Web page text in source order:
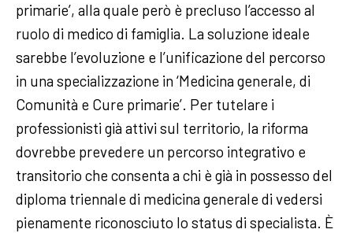
primarie’, alla quale però è precluso l’accesso al
ruolo di medico di famiglia. La soluzione ideale
sarebbe l’evoluzione e l’unificazione del percorso
in una specializzazione in ‘Medicina generale, di
Comunità e Cure primarie’. Per tutelare i
professionisti già attivi sul territorio, la riforma
dovrebbe prevedere un percorso integrativo e
transitorio che consenta a chi è già in possesso del
diploma triennale di medicina generale di vedersi
pienamente riconosciuto lo status di specialista. È